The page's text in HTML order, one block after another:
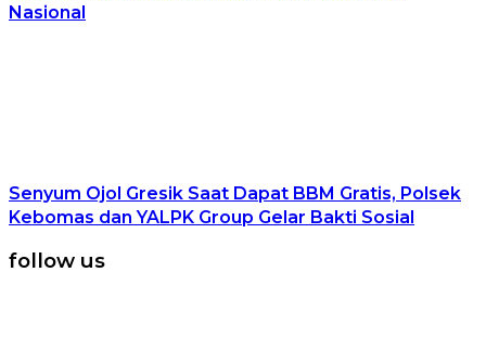
Nasional
Senyum Ojol Gresik Saat Dapat BBM Gratis, Polsek
Kebomas dan YALPK Group Gelar Bakti Sosial
follow us